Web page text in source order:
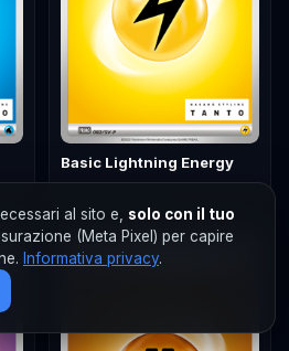
Basic Lightning Energy
#082· Promo
al sito e, solo con il tuo
(Meta Pixel) per capire
Informativa privacy.